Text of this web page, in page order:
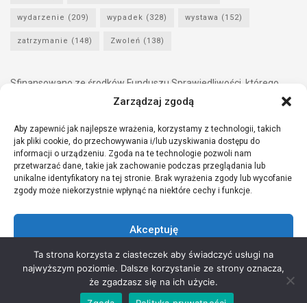
Zarządzaj zgodą
Aby zapewnić jak najlepsze wrażenia, korzystamy z technologii, takich
jak pliki cookie, do przechowywania i/lub uzyskiwania dostępu do
informacji o urządzeniu. Zgoda na te technologie pozwoli nam
przetwarzać dane, takie jak zachowanie podczas przeglądania lub
unikalne identyfikatory na tej stronie. Brak wyrażenia zgody lub wycofanie
zgody może niekorzystnie wpłynąć na niektóre cechy i funkcje.
Akceptuję
Odmów
Zobacz preferencje
wydarzenie (209) wypadek (328) wystawa (152)
zatrzymanie (148) Zwoleń (138)
Sfinansowano ze środków Funduszu Sprawiedliwości, którego
dysponentem jest Minister Sprawiedliwości.
Copyright © 2021 Stowarzyszenie Przyjaciół Zdrowia - Wszelkie prawa
Ta strona korzysta z ciasteczek aby świadczyć usługi na
najwyższym poziomie. Dalsze korzystanie ze strony oznacza,
że zgadzasz się na ich użycie.